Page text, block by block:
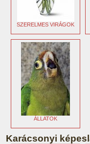
SZERELMES VIRÁGOK
ÁLLATOK
Karácsonyi